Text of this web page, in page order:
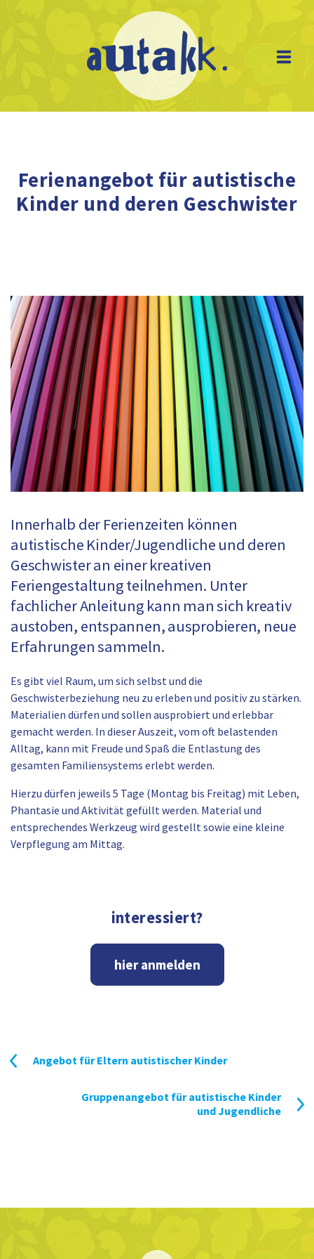
Ferienangebot für autistische
Kinder und deren Geschwister
Innerhalb der Ferienzeiten können
autistische Kinder/Jugendliche und deren
Geschwister an einer kreativen
Feriengestaltung teilnehmen. Unter
fachlicher Anleitung kann man sich kreativ
austoben, entspannen, ausprobieren, neue
Erfahrungen sammeln.
Es gibt viel Raum, um sich selbst und die
Geschwisterbeziehung neu zu erleben und positiv zu stärken.
Materialien dürfen und sollen ausprobiert und erlebbar
gemacht werden. In dieser Auszeit, vom oft belastenden
Alltag, kann mit Freude und Spaß die Entlastung des
gesamten Familiensystems erlebt werden.
Hierzu dürfen jeweils 5 Tage (Montag bis Freitag) mit Leben,
Phantasie und Aktivität gefüllt werden. Material und
entsprechendes Werkzeug wird gestellt sowie eine kleine
Verpflegung am Mittag.
interessiert?
hier anmelden
Beitragsnavigation
Angebot für Eltern autistischer Kinder
Gruppenangebot für autistische Kinder
und Jugendliche